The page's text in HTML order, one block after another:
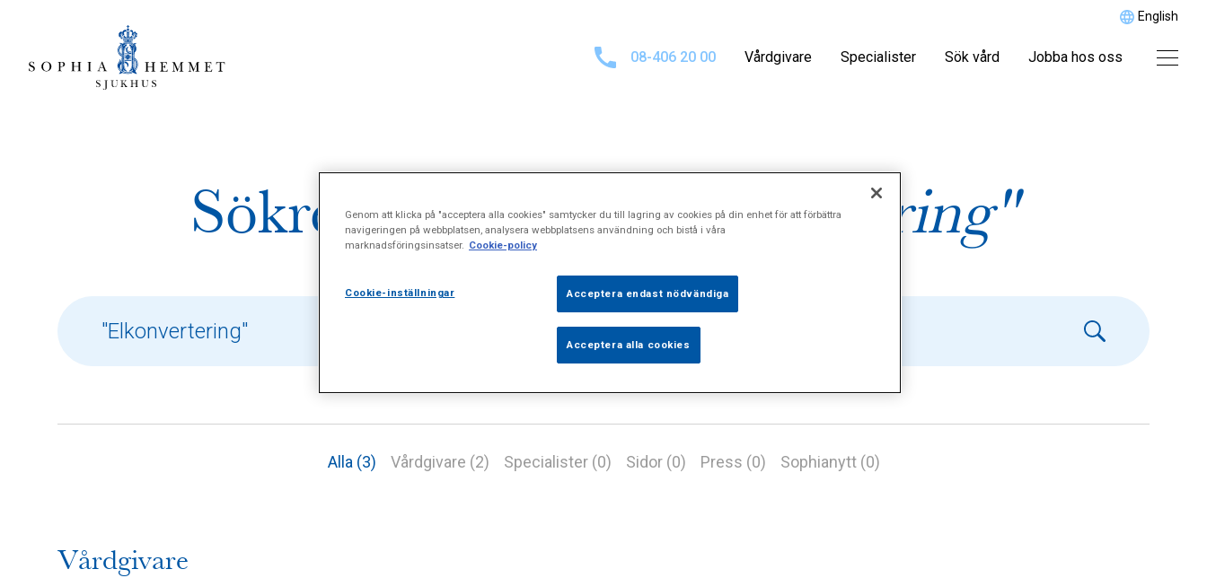
English
08-406 20 00 Vårdgivare Specialister Sök vård Jobba hos oss
Sökresultat för"Elkonvertering"
Alla (3) Vårdgivare (2) Specialister (0) Sidor (0) Press (0) Sophianytt (0)
Vårdgivare
Genom att klicka på "acceptera alla cookies" samtycker du till lagring av cookies på din enhet för att förbättra
navigeringen på webbplatsen, analysera webbplatsens användning och bistå i våra
marknadsföringsinsatser. Cookie-policy
Cookie-inställningar Acceptera endast nödvändiga
Acceptera alla cookies